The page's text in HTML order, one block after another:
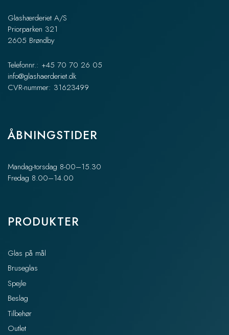
Glashærderiet A/S
Priorparken 321
2605 Brøndby
Telefonnr.: +45 70 70 26 05
info@glashaerderiet.dk
CVR-nummer: 31623499
ÅBNINGSTIDER
Mandag-torsdag 8-00–15.30
Fredag 8.00–14.00
PRODUKTER
Glas på mål
Bruseglas
Spejle
Beslag
Tilbehør
Outlet